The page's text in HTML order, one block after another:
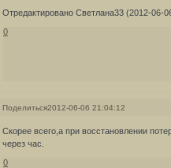
Отредактировано Светлана33 (2012-06-
0
Поделиться2012-06-06 21:04:12
Скорее всего,а при восстановлении
через час.
0